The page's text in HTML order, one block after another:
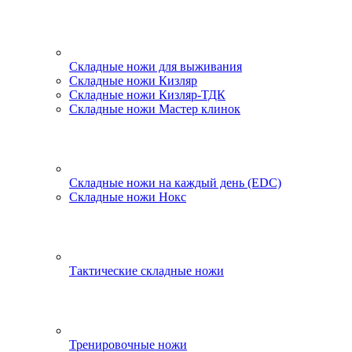
Складные ножи для выживания
Складные ножи Кизляр
Складные ножи Кизляр-ТДК
Складные ножи Мастер клинок
Складные ножи на каждый день (EDC)
Складные ножи Нокс
Тактические складные ножи
Тренировочные ножи